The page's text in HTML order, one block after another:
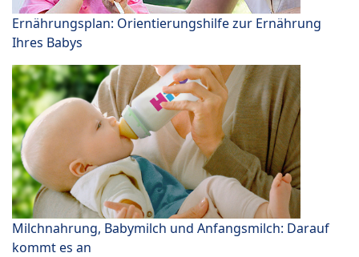
Ernährungsplan: Orientierungshilfe zur Ernährung
Ihres Babys
Milchnahrung, Babymilch und Anfangsmilch: Darauf
kommt es an